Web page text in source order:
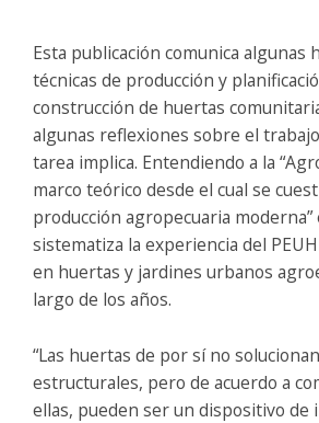
Esta publicación comunica algunas
técnicas de producción y
construcción de huertas
algunas reflexiones sobre el
tarea implica. Entendiendo a la
marco teórico desde el cual se
producción agropecuaria
sistematiza la experiencia del
en huertas y jardines urbanos
largo de los años.
“Las huertas de por sí no
estructurales, pero de acuerdo a
ellas, pueden ser un dispositivo de